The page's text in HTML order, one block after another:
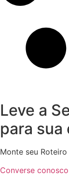
Leve a
para sua
Monte seu
Converse conosco